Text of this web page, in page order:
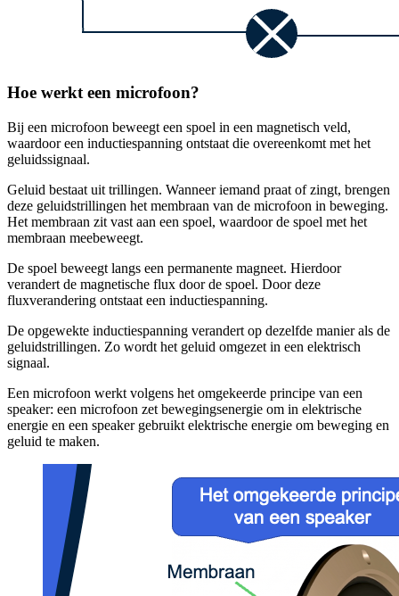
Hoe werkt een microfoon?
Bij een microfoon beweegt een spoel in een magnetisch veld,
waardoor een inductiespanning ontstaat die overeenkomt met het
geluidssignaal.
Geluid bestaat uit trillingen. Wanneer iemand praat of zingt, brengen
deze geluidstrillingen het membraan van de microfoon in beweging.
Het membraan zit vast aan een spoel, waardoor de spoel met het
membraan meebeweegt.
De spoel beweegt langs een permanente magneet. Hierdoor
verandert de magnetische flux door de spoel. Door deze
fluxverandering ontstaat een inductiespanning.
De opgewekte inductiespanning verandert op dezelfde manier als de
geluidstrillingen. Zo wordt het geluid omgezet in een elektrisch
signaal.
Een microfoon werkt volgens het omgekeerde principe van een
speaker: een microfoon zet bewegingsenergie om in elektrische
energie en een speaker gebruikt elektrische energie om beweging en
geluid te maken.